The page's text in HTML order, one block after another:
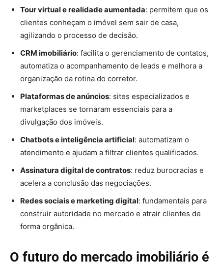
Tour virtual e realidade aumentada: permitem que os
clientes conheçam o imóvel sem sair de casa,
agilizando o processo de decisão.
CRM imobiliário: facilita o gerenciamento de contatos,
automatiza o acompanhamento de leads e melhora a
organização da rotina do corretor.
Plataformas de anúncios: sites especializados e
marketplaces se tornaram essenciais para a
divulgação dos imóveis.
Chatbots e inteligência artificial: automatizam o
atendimento e ajudam a filtrar clientes qualificados.
Assinatura digital de contratos: reduz burocracias e
acelera a conclusão das negociações.
Redes sociais e marketing digital: fundamentais para
construir autoridade no mercado e atrair clientes de
forma orgânica.
O futuro do mercado imobiliário é